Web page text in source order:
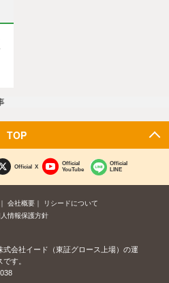
TOP
Official X
Official
YouTube
Official
LINE
会社概要
リシードについて
情報保護方針
式会社イード（東証グロース上場）の運
す。